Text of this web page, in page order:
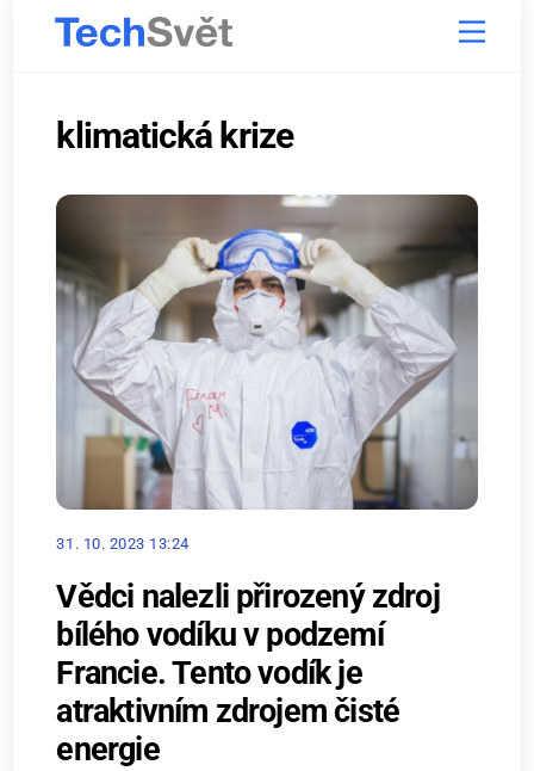
Menu
klimatická krize
31. 10. 2023 13:24
Vědci nalezli přirozený zdroj
bílého vodíku v podzemí
Francie. Tento vodík je
atraktivním zdrojem čisté
energie